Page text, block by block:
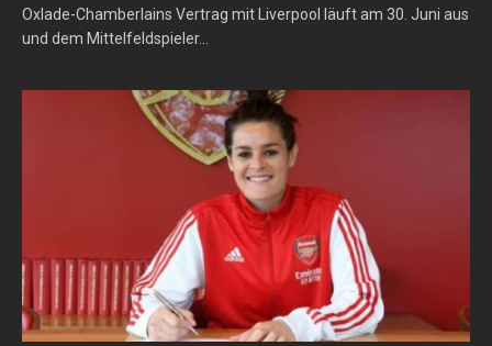
Oxlade-Chamberlains Vertrag mit Liverpool läuft am 30. Juni aus
und dem Mittelfeldspieler…